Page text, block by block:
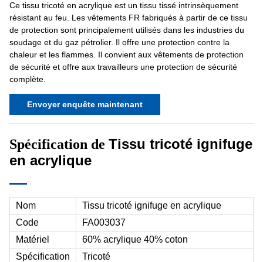
Ce tissu tricoté en acrylique est un tissu tissé intrinsèquement
résistant au feu. Les vêtements FR fabriqués à partir de ce tissu
de protection sont principalement utilisés dans les industries du
soudage et du gaz pétrolier. Il offre une protection contre la
chaleur et les flammes. Il convient aux vêtements de protection
de sécurité et offre aux travailleurs une protection de sécurité
complète.
Envoyer enquête maintenant
Spécification de Tissu tricoté ignifuge
en acrylique
Nom
Tissu tricoté ignifuge en acrylique
Code
FA003037
Matériel
60% acrylique 40% coton
Spécification
Tricoté